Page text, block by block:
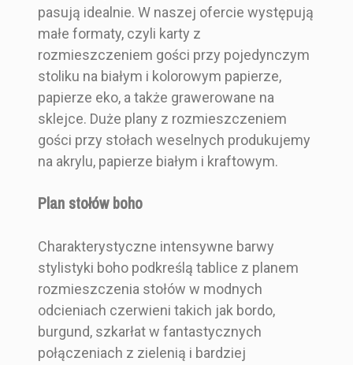
pasują idealnie. W naszej ofercie występują
małe formaty, czyli karty z
rozmieszczeniem gości przy pojedynczym
stoliku na białym i kolorowym papierze,
papierze eko, a także grawerowane na
sklejce. Duże plany z rozmieszczeniem
gości przy stołach weselnych produkujemy
na akrylu, papierze białym i kraftowym.
Plan stołów boho
Charakterystyczne intensywne barwy
stylistyki boho podkreślą tablice z planem
rozmieszczenia stołów w modnych
odcieniach czerwieni takich jak bordo,
burgund, szkarłat w fantastycznych
połączeniach z zielenią i bardziej